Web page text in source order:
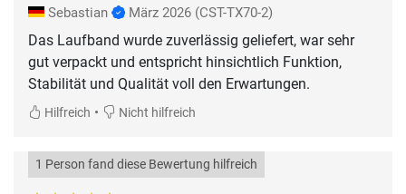
Sebastian März 2026 (CST-TX70-2)
Das Laufband wurde zuverlässig geliefert, war sehr
gut verpackt und entspricht hinsichtlich Funktion,
Stabilität und Qualität voll den Erwartungen.
Hilfreich • Nicht hilfreich
1 Person fand diese Bewertung hilfreich